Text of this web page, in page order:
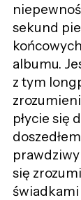
sekund
albumu.
z tym
płycie się
się
świadkami